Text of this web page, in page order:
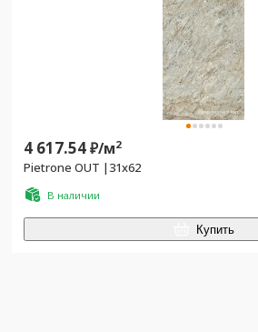
4 617.54₽/м2
Pietrone OUT |31х62
В наличии
Купить